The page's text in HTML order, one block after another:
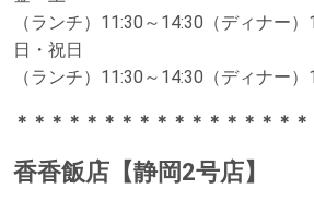
（ランチ）11:30～14:30（ディナー
日・祝日
（ランチ）11:30～14:30（ディナー
＊＊＊＊＊＊＊＊＊＊＊＊＊＊＊＊＊
香香飯店【静岡2号店】